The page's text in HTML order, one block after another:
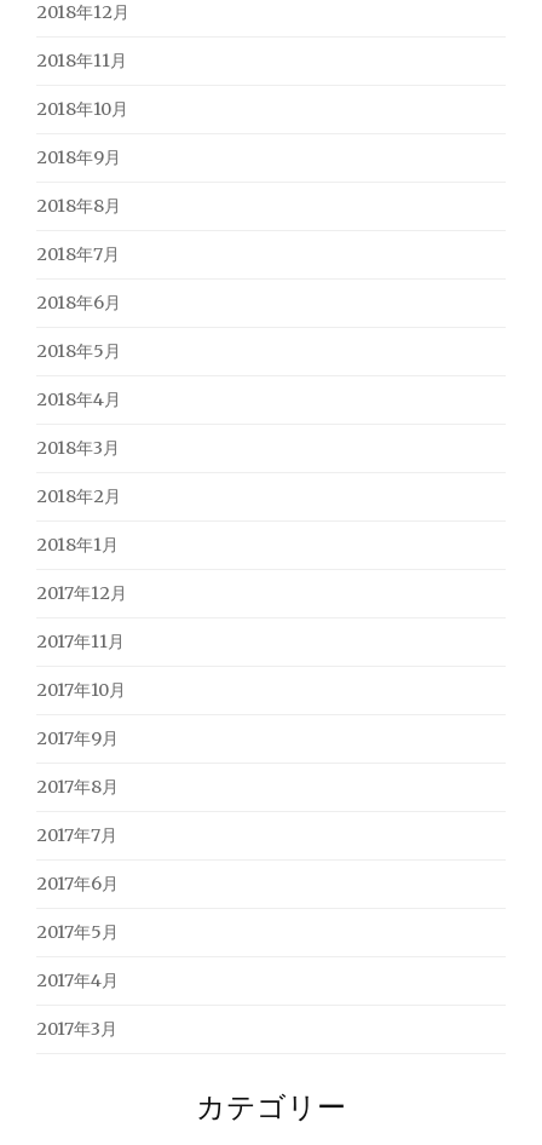
2018年12月
2018年11月
2018年10月
2018年9月
2018年8月
2018年7月
2018年6月
2018年5月
2018年4月
2018年3月
2018年2月
2018年1月
2017年12月
2017年11月
2017年10月
2017年9月
2017年8月
2017年7月
2017年6月
2017年5月
2017年4月
2017年3月
カテゴリー